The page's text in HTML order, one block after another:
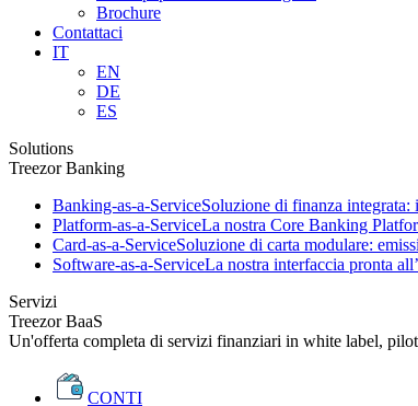
Brochure
Contattaci
IT
EN
DE
ES
Solutions
Treezor Banking
Banking-as-a-ServiceSoluzione di finanza
Platform-as-a-ServiceLa nostra Core Banking
Card-as-a-ServiceSoluzione di carta modulare:
Software-as-a-ServiceLa nostra interfaccia pronta
Servizi
Treezor BaaS
Un'offerta completa di servizi finanziari in white label,
CONTI